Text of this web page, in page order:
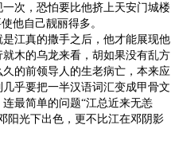
次，恐怕要比他挤上天安门城楼
他自己靓丽得多。
江真的撒手之后，他才能展现他
木的乌龙来看，胡如果没有乱方
的前领导人的生老病亡，本来应
乎要把一半汉语词汇变成甲骨文
最简单的问题“江总近来无恙
阳光下出色，更不比江在邓阴影